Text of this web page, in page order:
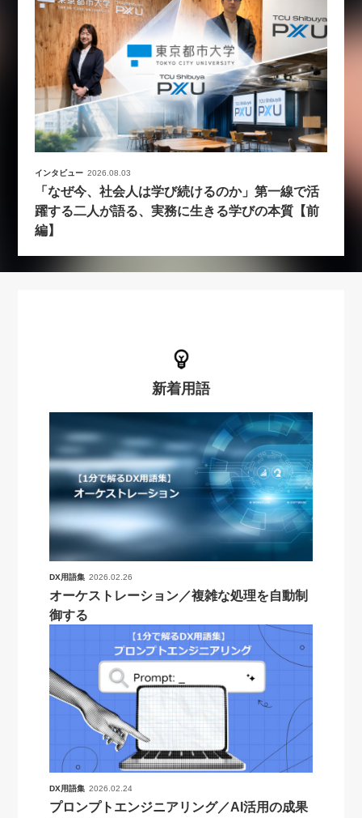
インタビュー 2026.08.03
「なぜ今、社会人は学び続けるのか」第一線で活
躍する二人が語る、実務に生きる学びの本質【前
編】
新着用語
DX用語集 2026.02.26
オーケストレーション／複雑な処理を自動制
御する
DX用語集 2026.02.24
プロンプトエンジニアリング／AI活用の成果